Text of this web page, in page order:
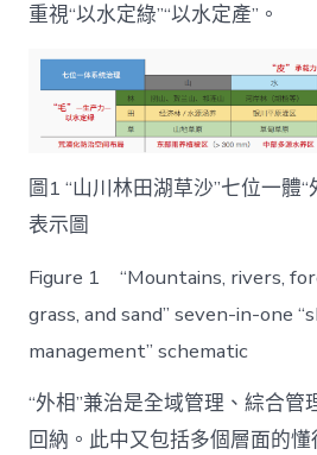
重視“以水定綠”“以水定產”。
圖1 “山川林田湖草沙”七位一體
表示圖
Figure 1 “Mountains, rivers,
grass, and sand” seven-in-one
management” schematic
“外相”兼治是全域管理、綜合管
回納。此中又包括多個層面的懂